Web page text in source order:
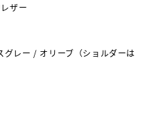
ザー
レー / オリーブ（ショルダーは